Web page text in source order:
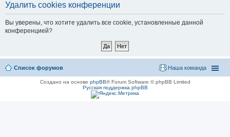
Удалить cookies конференции
Вы уверены, что хотите удалить все cookie, установленные данной
конференцией?
Список форумов Наша команда
Создано на основе phpBB® Forum Software © phpBB Limited
Русская поддержка phpBB